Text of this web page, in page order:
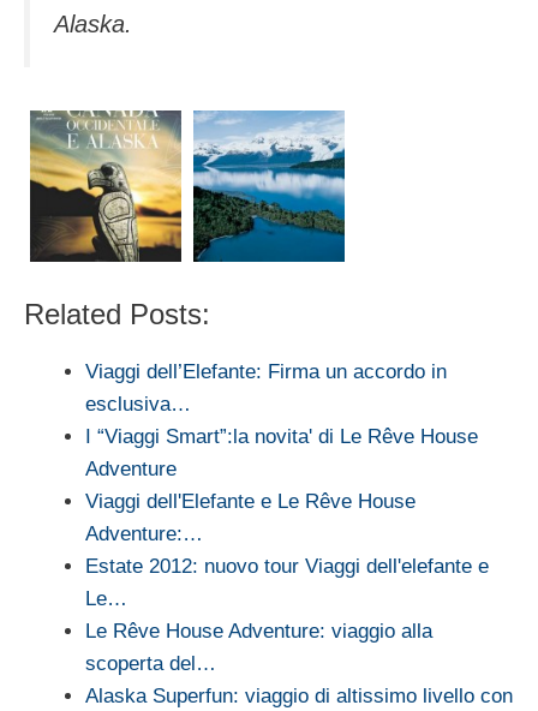
Alaska.
Related Posts:
Viaggi dell’Elefante: Firma un accordo in
esclusiva…
I “Viaggi Smart”:la novita' di Le Rêve House
Adventure
Viaggi dell'Elefante e Le Rêve House
Adventure:…
Estate 2012: nuovo tour Viaggi dell'elefante e
Le…
Le Rêve House Adventure: viaggio alla
scoperta del…
Alaska Superfun: viaggio di altissimo livello con